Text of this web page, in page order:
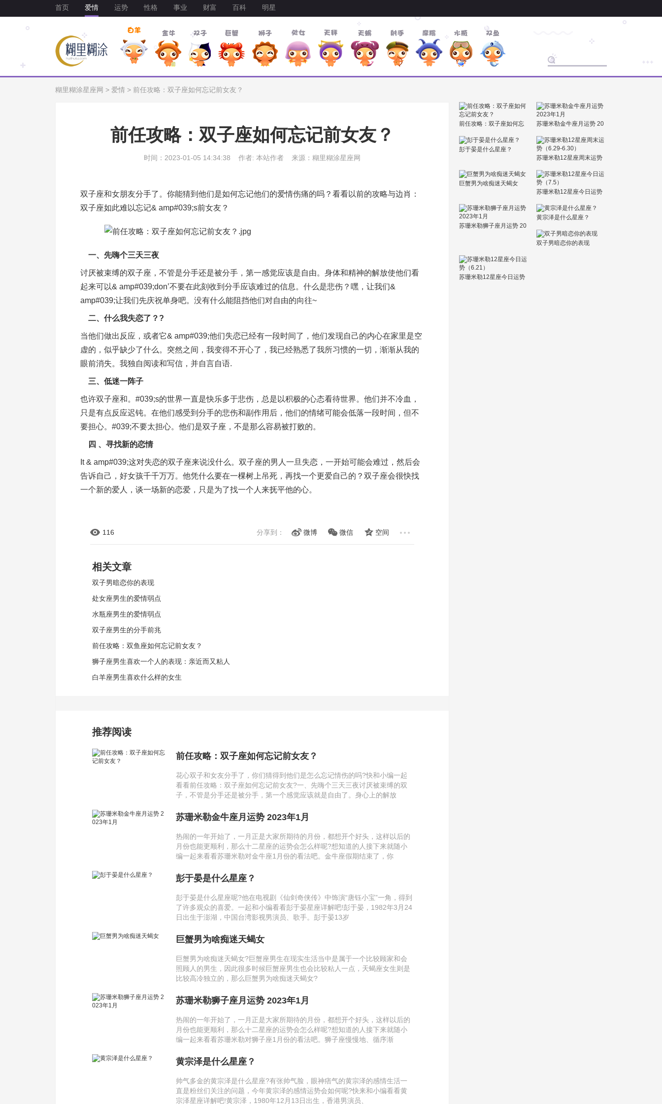
首页 爱情 运势 性格 事业 财富 百科 明星
糊里糊涂星座网 > 爱情 > 前任攻略：双子座如何忘记前女友？
前任攻略：双子座如何忘记前女友？
时间：2023-01-05 14:34:38 作者: 本站作者 来源：糊里糊涂星座网
双子座和女朋友分手了。你能猜到他们是如何忘记他们的爱情伤痛的吗？看看以前的攻略与边肖：
双子座如此难以忘记& amp#039;s前女友？
一、先嗨个三天三夜
讨厌被束缚的双子座，不管是分手还是被分手，第一感觉应该是自由。身体和精神的解放使他们看
起来可以& amp#039;don’不要在此刻收到分手应该难过的信息。什么是悲伤？嘿，让我们&
amp#039;让我们先庆祝单身吧。没有什么能阻挡他们对自由的向往~
二、什么我失恋了？?
当他们做出反应，或者它& amp#039;他们失恋已经有一段时间了，他们发现自己的内心在家里是空
虚的，似乎缺少了什么。突然之间，我变得不开心了，我已经熟悉了我所习惯的一切，渐渐从我的
眼前消失。我独自阅读和写信，并自言自语.
三、低迷一阵子
也许双子座和。#039;s的世界一直是快乐多于悲伤，总是以积极的心态看待世界。他们并不冷血，
只是有点反应迟钝。在他们感受到分手的悲伤和副作用后，他们的情绪可能会低落一段时间，但不
要担心。#039;不要太担心。他们是双子座，不是那么容易被打败的。
四 、寻找新的恋情
It & amp#039;这对失恋的双子座来说没什么。双子座的男人一旦失恋，一开始可能会难过，然后会
告诉自己，好女孩千千万万。他凭什么要在一棵树上吊死，再找一个更爱自己的？双子座会很快找
一个新的爱人，谈一场新的恋爱，只是为了找一个人来抚平他的心。
116 分享到： 微博 微信 空间
相关文章
双子男暗恋你的表现
处女座男生的爱情弱点
水瓶座男生的爱情弱点
双子座男生的分手前兆
前任攻略：双鱼座如何忘记前女友？
狮子座男生喜欢一个人的表现：亲近而又粘人
白羊座男生喜欢什么样的女生
推荐阅读
前任攻略：双子座如何忘记前女友？
花心双子和女友分手了，你们猜得到他们是怎么忘记情伤的吗?快和小编一起
看看前任攻略：双子座如何忘记前女友?一、先嗨个三天三夜讨厌被束缚的双
子，不管是分手还是被分手，第一个感觉应该就是自由了。身心上的解放
苏珊米勒金牛座月运势 2023年1月
热闹的一年开始了，一月正是大家所期待的月份，都想开个好头，这样以后的
月份也能更顺利，那么十二星座的运势会怎么样呢?想知道的人接下来就随小
编一起来看看苏珊米勒对金牛座1月份的看法吧。金牛座假期结束了，你
彭于晏是什么星座？
彭于晏是什么星座呢?他在电视剧《仙剑奇侠传》中饰演“唐钰小宝”一角，得到
了许多观众的喜爱。一起和小编看看彭于晏星座详解吧!彭于晏，1982年3月24
日出生于澎湖，中国台湾影视男演员、歌手。彭于晏13岁
巨蟹男为啥痴迷天蝎女
巨蟹男为啥痴迷天蝎女?巨蟹座男生在现实生活当中是属于一个比较顾家和会
照顾人的男生，因此很多时候巨蟹座男生也会比较粘人一点，天蝎座女生则是
比较高冷独立的，那么巨蟹男为啥痴迷天蝎女?
苏珊米勒狮子座月运势 2023年1月
热闹的一年开始了，一月正是大家所期待的月份，都想开个好头，这样以后的
月份也能更顺利，那么十二星座的运势会怎么样呢?想知道的人接下来就随小
编一起来看看苏珊米勒对狮子座1月份的看法吧。狮子座慢慢地、循序渐
黄宗泽是什么星座？
帅气多金的黄宗泽是什么星座?有张帅气脸，眼神痞气的黄宗泽的感情生活一
直是粉丝们关注的问题，今年黄宗泽的感情运势会如何呢?快来和小编看看黄
宗泽星座详解吧!黄宗泽，1980年12月13日出生，香港男演员、
前任攻略：双子座如何忘
苏珊米勒金牛座月运势 20
彭于晏是什么星座？
苏珊米勒12星座周末运势
巨蟹男为啥痴迷天蝎女
苏珊米勒12星座今日运势
苏珊米勒狮子座月运势 20
黄宗泽是什么星座？
双子男暗恋你的表现
苏珊米勒12星座今日运势